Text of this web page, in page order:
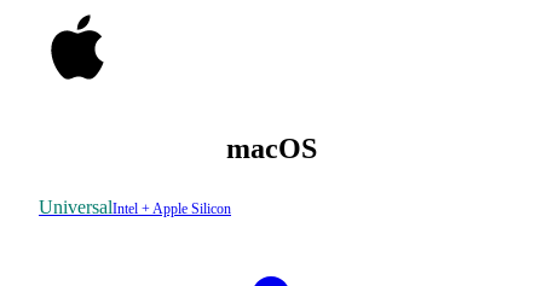
macOS
UniversalIntel + Apple Silicon